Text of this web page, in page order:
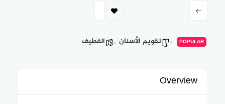
POPULAR تقويم الأسنان القطيف
Overview